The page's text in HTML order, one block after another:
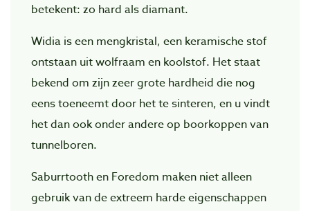
betekent: zo hard als diamant.
Widia is een mengkristal, een keramische stof
ontstaan uit wolfraam en koolstof. Het staat
bekend om zijn zeer grote hardheid die nog
eens toeneemt door het te sinteren, en u vindt
het dan ook onder andere op boorkoppen van
tunnelboren.
Saburrtooth en Foredom maken niet alleen
gebruik van de extreem harde eigenschappen